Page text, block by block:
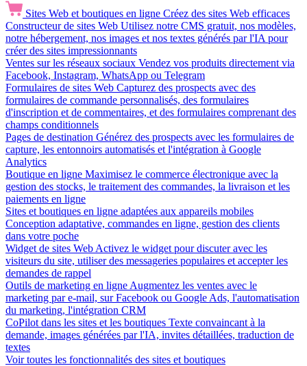
Sites Web et boutiques en ligne Créez des sites Web efficaces
Constructeur de sites Web Utilisez notre CMS gratuit, nos modèles,
notre hébergement, nos images et nos textes générés par l'IA pour
créer des sites impressionnants
Ventes sur les réseaux sociaux Vendez vos produits directement via
Facebook, Instagram, WhatsApp ou Telegram
Formulaires de sites Web Capturez des prospects avec des
formulaires de commande personnalisés, des formulaires
d'inscription et de commentaires, et des formulaires comprenant des
champs conditionnels
Pages de destination Générez des prospects avec les formulaires de
capture, les entonnoirs automatisés et l'intégration à Google
Analytics
Boutique en ligne Maximisez le commerce électronique avec la
gestion des stocks, le traitement des commandes, la livraison et les
paiements en ligne
Sites et boutiques en ligne adaptées aux appareils mobiles
Conception adaptative, commandes en ligne, gestion des clients
dans votre poche
Widget de sites Web Activez le widget pour discuter avec les
visiteurs du site, utiliser des messageries populaires et accepter les
demandes de rappel
Outils de marketing en ligne Augmentez les ventes avec le
marketing par e-mail, sur Facebook ou Google Ads, l'automatisation
du marketing, l'intégration CRM
CoPilot dans les sites et les boutiques Texte convaincant à la
demande, images générées par l'IA, invites détaillées, traduction de
textes
Voir toutes les fonctionnalités des sites et boutiques